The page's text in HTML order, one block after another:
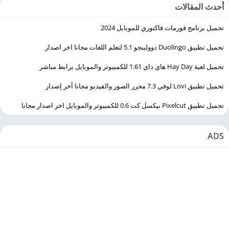
أحدث المقالات
تحميل برنامج فورمات فاكتوري للموبايل 2024
تحميل تطبيق Duolingo ‏دوولينجو 5.1 لتعلم اللغات مجانا اخر اصدار
تحميل لعبة Hay Day هاي داي 1.61 للكمبيوتر والموبايل برابط مباشر
تحميل تطبيق Lovi لوفي 7.3 محرر الصور والفيديو مجانا آخر إصدار
تحميل تطبيق Pixelcut بيكسل كت 0.6 للكمبيوتر والموبايل اخر اصدار مجانا
ADS